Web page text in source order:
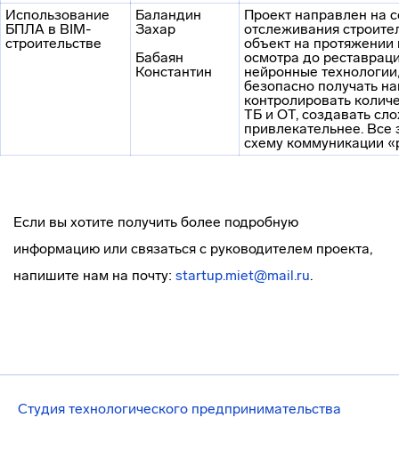
Студия технологического предпринимательства
Использование
БПЛА в BIM-
строительстве
Баландин
Захар
Бабаян
Константин
Проект направлен на
отслеживания
объект на протяжении
осмотра до
нейронные
безопасно получать
контролировать
ТБ и ОТ, создавать
привлекательнее. Все
схему коммуникации
Если вы хотите получить более подробную
информацию или связаться с руководителем проекта,
напишите нам на почту: startup.miet@mail.ru.